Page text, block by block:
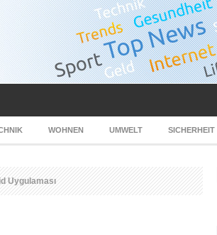
WOHNEN UMWELT SICHERHEIT
Uygulaması